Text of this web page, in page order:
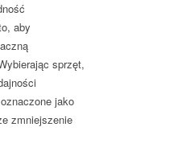
aby
sprzęt,
jako
zmniejszenie